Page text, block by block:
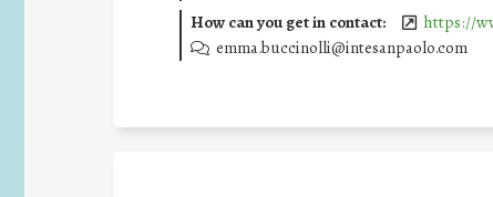
How can you get in contact:
https://
emma.buccinolli@intesanpaolo.com